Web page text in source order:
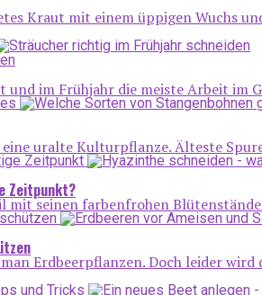
Kraut mit einem üppigen Wuchs
und im Frühjahr die meiste Arbeit
uralte Kulturpflanze. Älteste
Zeitpunkt?
seinen farbenfrohen
Erdbeerpflanzen. Doch leider